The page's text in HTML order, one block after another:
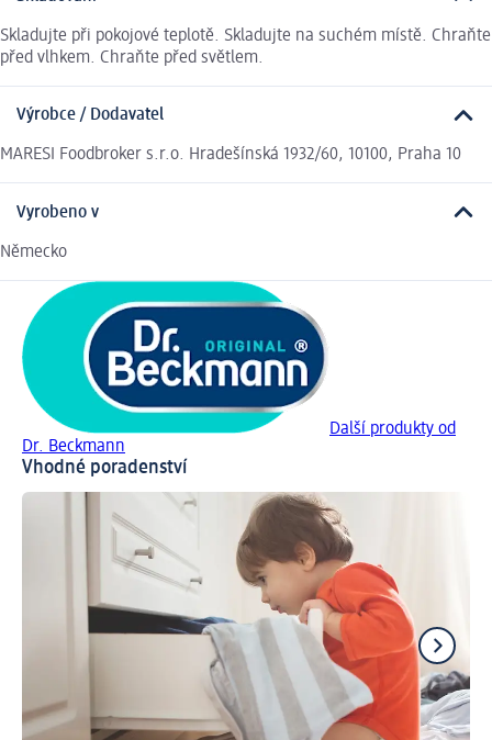
Skladujte při pokojové teplotě. Skladujte na suchém místě. Chraňte
před vlhkem. Chraňte před světlem.
Výrobce / Dodavatel
MARESI Foodbroker s.r.o. Hradešínská 1932/60, 10100, Praha 10
Vyrobeno v
Německo
Další produkty od
Dr. Beckmann
Vhodné poradenství